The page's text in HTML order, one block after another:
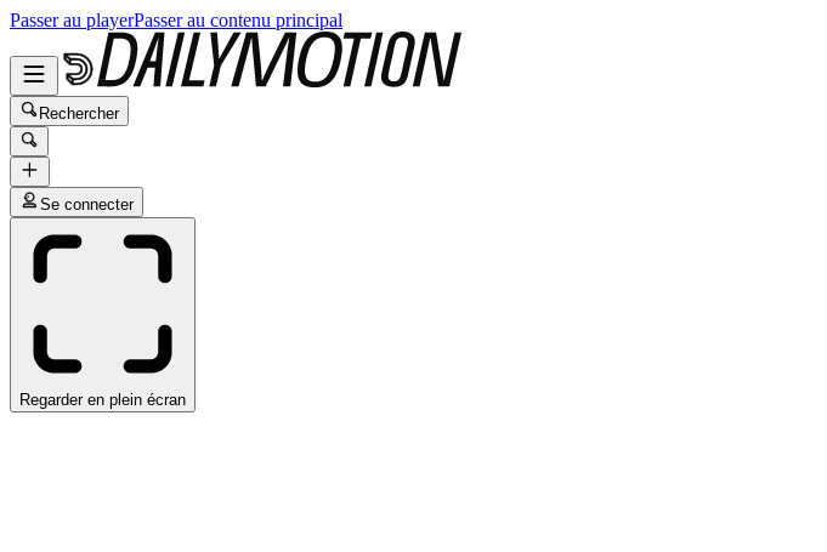
Passer au playerPasser au contenu principal
Rechercher
Se connecter
Regarder en plein écran